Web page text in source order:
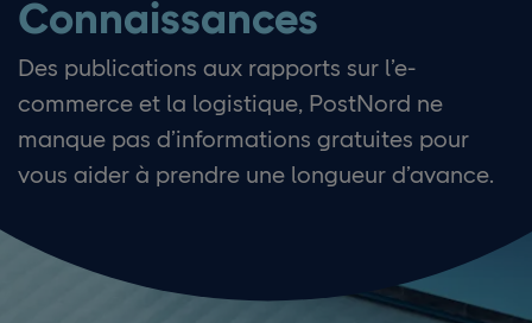
Connaissances
Des publications aux rapports sur l’e-
commerce et la logistique, PostNord ne
manque pas d’informations gratuites pour
vous aider à prendre une longueur d’avance.